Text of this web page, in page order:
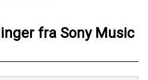
fra Sony Music